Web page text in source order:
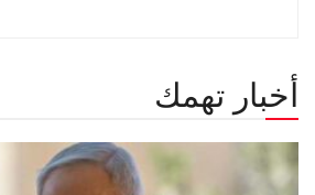
أخبار تهمك